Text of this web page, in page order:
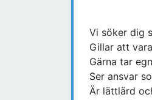
Vi söker dig
Gillar att
Gärna tar
Ser ansvar
Är lättlärd